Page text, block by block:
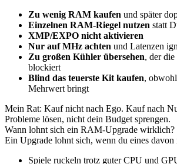
Zu wenig RAM kaufen und später
Einzelnen RAM-Riegel nutzen statt
XMP/EXPO nicht aktivieren
Nur auf MHz achten und Latenzen
Zu großen Kühler übersehen, der
blockiert
Blind das teuerste Kit kaufen,
Mehrwert bringt
Mein Rat: Kauf nicht nach Ego. Kauf nach
Probleme lösen, nicht dein Budget sprengen.
Wann lohnt sich ein RAM-Upgrade wirklich?
Ein Upgrade lohnt sich, wenn du eines davon
Spiele ruckeln trotz guter CPU und